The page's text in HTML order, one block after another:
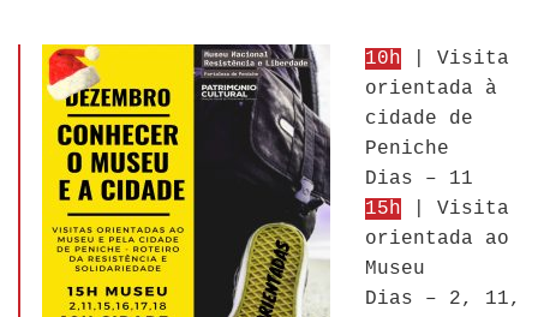
10h | Visita
orientada à
cidade de
Peniche
Dias – 11
15h | Visita
orientada ao
Museu
Dias – 2, 11,